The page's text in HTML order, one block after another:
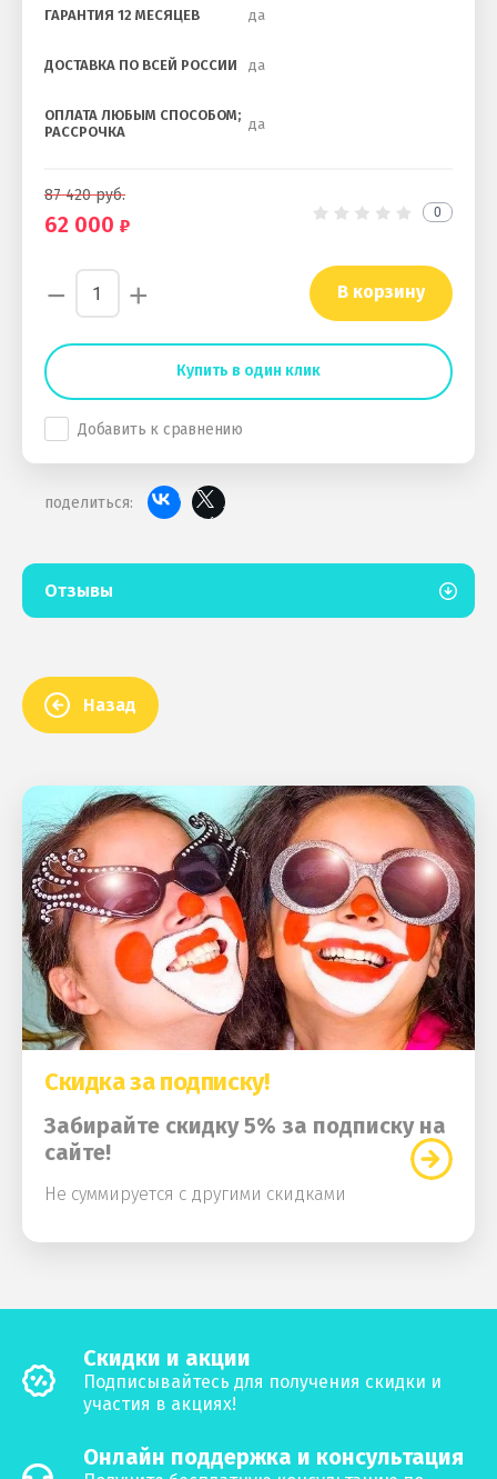
ГАРАНТИЯ 12 МЕСЯЦЕВ да
ДОСТАВКА ПО ВСЕЙ РОССИИ да
ОПЛАТА ЛЮБЫМ СПОСОБОМ;
РАССРОЧКА
да
87 420руб.
62 000 0
− + В корзину
Купить в один клик
Добавить к сравнению
поделиться:
Отзывы
Назад
Скидка за подписку!
Забирайте скидку 5% за подписку на
сайте!
Не суммируется с другими скидками
Скидки и акции
Подписывайтесь для получения скидки и
участия в акциях!
Онлайн поддержка и консультация